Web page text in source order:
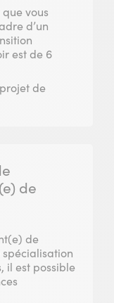
vous
d’un
est de 6
de
de
de
spécialisation
il est possible